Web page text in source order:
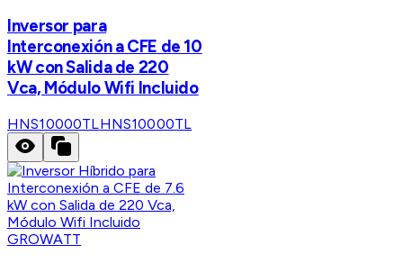
Inversor para
Interconexión a CFE de 10
kW con Salida de 220
Vca, Módulo Wifi Incluido
HNS10000TLHNS10000TL
GROWATT